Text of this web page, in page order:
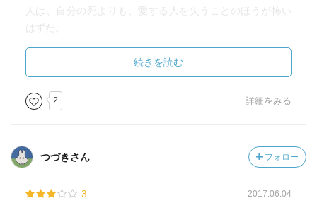
人は、自分の死よりも、愛する人を失うことのほうが怖い
はずだ。
分を永遠に生きさせようとする行為は、たとえ自分の浮気
が原因でそんなことになったとしても、彼にはどうしても
許せない行為に思えた。
いストーリーだと思った。
続きを読む
2 詳細をみる
つづきさん フォロー
3 2017.06.04